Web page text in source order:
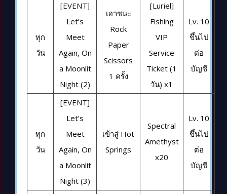
ทุก
วัน
[EVENT]
Let’s
Meet
Again, On
a Moonlit
Night (2)
เอาชนะ
Rock
Paper
Scissors
1 ครั้ง
[Luriel]
Fishing
VIP
Service
Ticket (1
วัน) x1
Lv. 10
ขึ้นไป
ต่อ
บัญชี
ทุก
วัน
[EVENT]
Let’s
Meet
Again, On
a Moonlit
Night (3)
เข้าสู่ Hot
Springs
Spectral
Amethyst
x20
Lv. 10
ขึ้นไป
ต่อ
บัญชี